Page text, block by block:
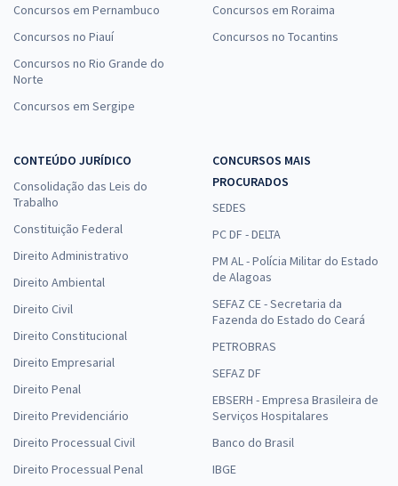
Concursos em Pernambuco
Concursos no Piauí
Concursos no Rio Grande do
Norte
Concursos em Sergipe
Concursos em Roraima
Concursos no Tocantins
CONTEÚDO JURÍDICO
Consolidação das Leis do
Trabalho
Constituição Federal
Direito Administrativo
Direito Ambiental
Direito Civil
Direito Constitucional
Direito Empresarial
Direito Penal
Direito Previdenciário
Direito Processual Civil
Direito Processual Penal
CONCURSOS MAIS
PROCURADOS
SEDES
PC DF - DELTA
PM AL - Polícia Militar do Estado
de Alagoas
SEFAZ CE - Secretaria da
Fazenda do Estado do Ceará
PETROBRAS
SEFAZ DF
EBSERH - Empresa Brasileira de
Serviços Hospitalares
Banco do Brasil
IBGE